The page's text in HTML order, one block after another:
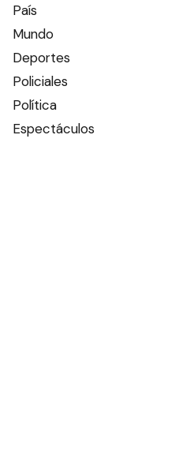
País
Mundo
Deportes
Policiales
Política
Espectáculos